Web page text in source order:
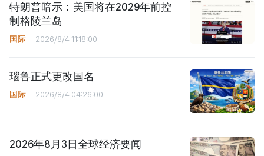
特朗普暗示：美国将在2029年前控
制格陵兰岛
国际 2026/8/4 11:18:00
瑙鲁正式更改国名
国际 2026/8/4 04:26:00
2026年8月3日全球经济要闻